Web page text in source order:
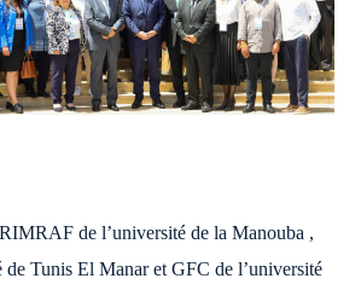
de l’université de la Manouba ,
Tunis El Manar et GFC de l’université